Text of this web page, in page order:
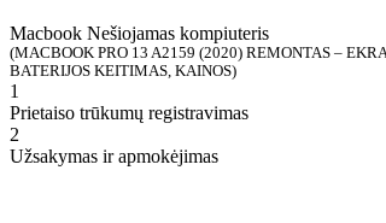
Macbook Nešiojamas kompiuteris
(MACBOOK PRO 13 A2159 (2020) REMONTAS –
BATERIJOS KEITIMAS, KAINOS)
1
Prietaiso trūkumų registravimas
2
Užsakymas ir apmokėjimas